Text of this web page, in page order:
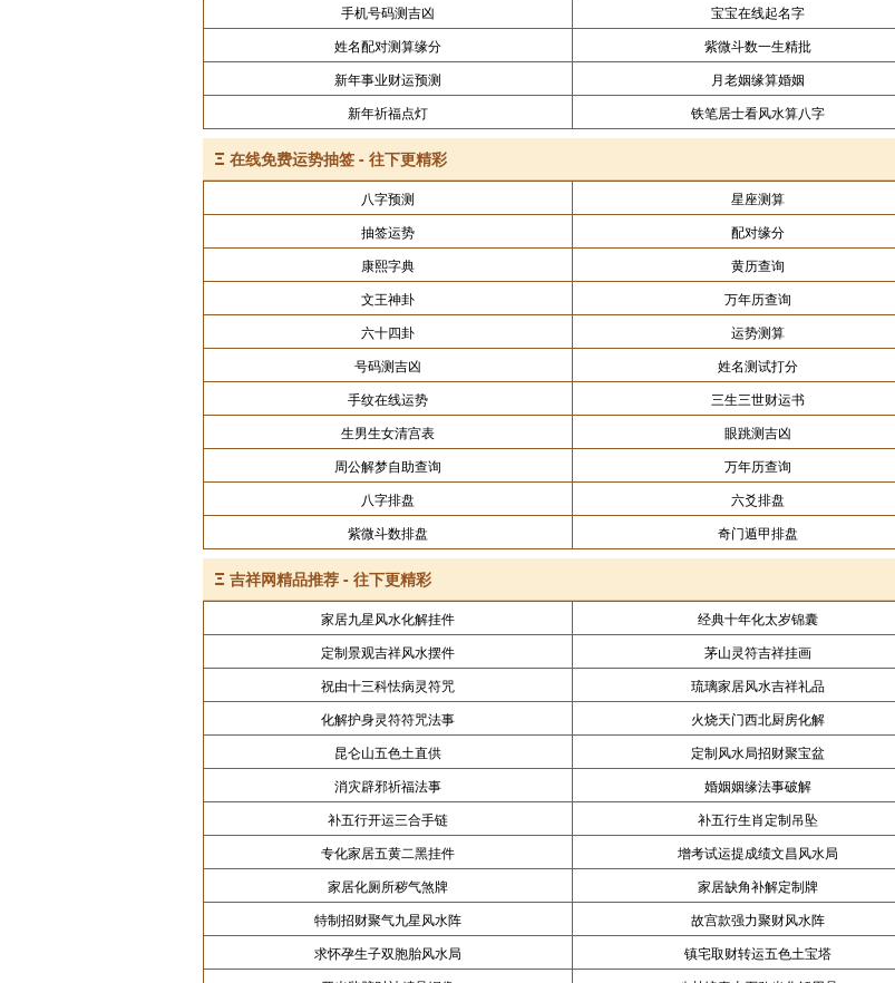
手机号码测吉凶
宝宝在线起名字
姓名配对测算缘分
紫微斗数一生精批
新年事业财运预测
月老姻缘算婚姻
新年祈福点灯
铁笔居士看风水算八字
Ξ 在线免费运势抽签 - 往下更精彩
八字预测
星座测算
抽签运势
配对缘分
康熙字典
黄历查询
文王神卦
万年历查询
六十四卦
运势测算
号码测吉凶
姓名测试打分
手纹在线运势
三生三世财运书
生男生女清宫表
眼跳测吉凶
周公解梦自助查询
万年历查询
八字排盘
六爻排盘
紫微斗数排盘
奇门遁甲排盘
Ξ 吉祥网精品推荐 - 往下更精彩
家居九星风水化解挂件
经典十年化太岁锦囊
定制景观吉祥风水摆件
茅山灵符吉祥挂画
祝由十三科怯病灵符咒
琉璃家居风水吉祥礼品
化解护身灵符符咒法事
火烧天门西北厨房化解
昆仑山五色土直供
定制风水局招财聚宝盆
消灾辟邪祈福法事
婚姻姻缘法事破解
补五行开运三合手链
补五行生肖定制吊坠
专化家居五黄二黑挂件
增考试运提成绩文昌风水局
家居化厕所秽气煞牌
家居缺角补解定制牌
特制招财聚气九星风水阵
故宫款强力聚财风水阵
求怀孕生子双胞胎风水局
镇宅取财转运五色土宝塔